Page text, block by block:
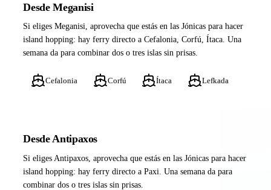
Desde Meganisi
Si eliges Meganisi, aprovecha que estás en las Jónicas para hacer
island hopping: hay ferry directo a Cefalonia, Corfú, Ítaca. Una
semana da para combinar dos o tres islas sin prisas.
Cefalonia Corfú Ítaca Lefkada
Desde Antipaxos
Si eliges Antipaxos, aprovecha que estás en las Jónicas para hacer
island hopping: hay ferry directo a Paxi. Una semana da para
combinar dos o tres islas sin prisas.